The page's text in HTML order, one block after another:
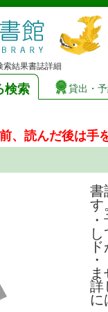
索結果書誌詳細
検索 貸出・
、読んだ後は手
書
す
詳
に